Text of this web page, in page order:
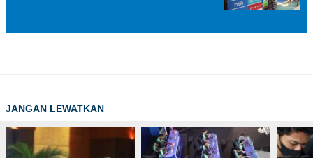
JANGAN LEWATKAN